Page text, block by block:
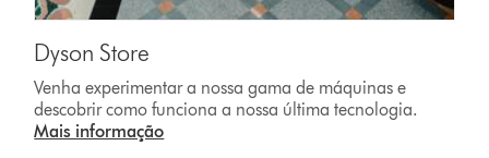
Dyson Store
Venha experimentar a nossa gama de máquinas e
descobrir como funciona a nossa última tecnologia.
Mais informação